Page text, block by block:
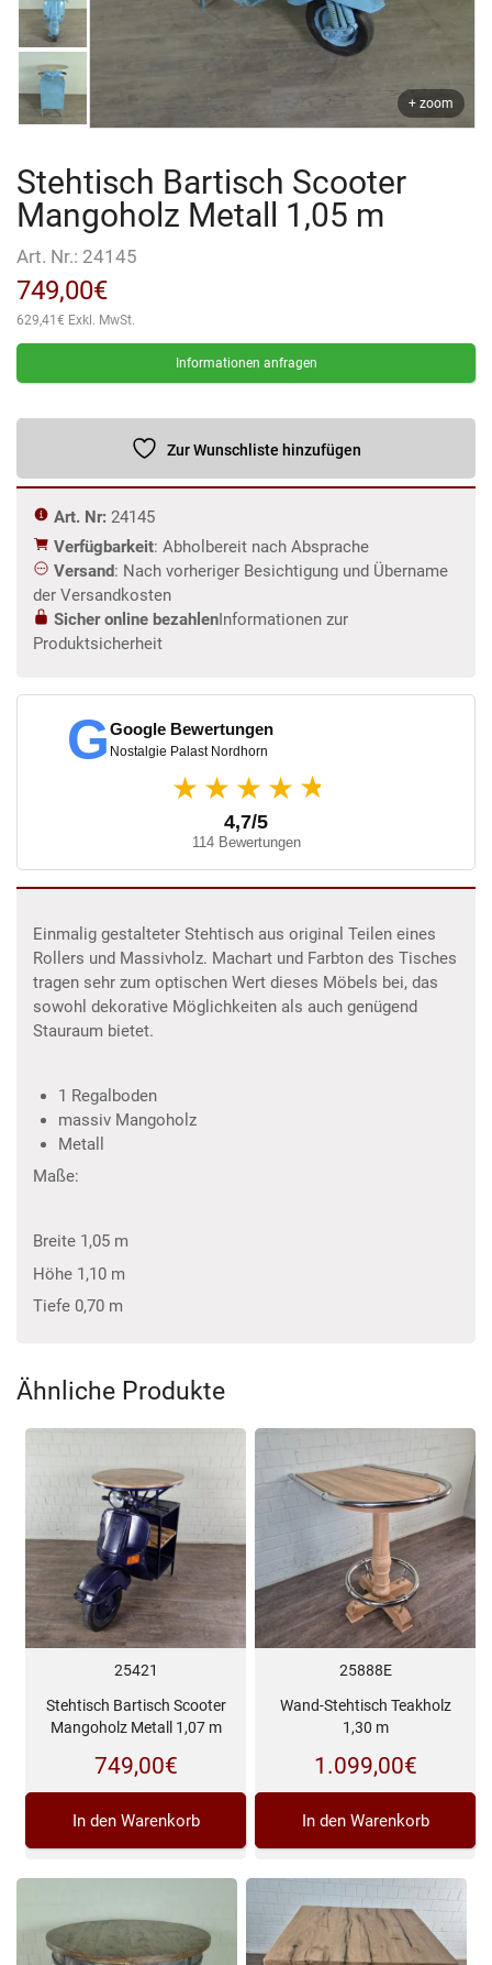
+ zoom
Stehtisch Bartisch Scooter
Mangoholz Metall 1,05 m
Art. Nr.: 24145
749,00€
629,41€ Exkl. MwSt.
Informationen anfragen
Zur Wunschliste hinzufügen
Art. Nr: 24145
Verfügbarkeit: Abholbereit nach Absprache
Versand: Nach vorheriger Besichtigung und Übername
der Versandkosten
Sicher online bezahlenInformationen zur
Produktsicherheit
GGoogle Bewertungen
Nostalgie Palast Nordhorn
★★★★ ★
4,7/5
114 Bewertungen
Einmalig gestalteter Stehtisch aus original Teilen eines
Rollers und Massivholz. Machart und Farbton des Tisches
tragen sehr zum optischen Wert dieses Möbels bei, das
sowohl dekorative Möglichkeiten als auch genügend
Stauraum bietet.
1 Regalboden
massiv Mangoholz
Metall
Maße:
Breite 1,05 m
Höhe 1,10 m
Tiefe 0,70 m
Ähnliche Produkte
25421
Stehtisch Bartisch Scooter
Mangoholz Metall 1,07 m
749,00€
In den Warenkorb
25888E
Wand-Stehtisch Teakholz
1,30 m
1.099,00€
In den Warenkorb